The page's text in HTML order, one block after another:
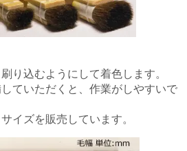
り込むようにして着色します。
ていただくと、作業がしやすいで
イズを販売しています。